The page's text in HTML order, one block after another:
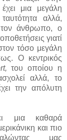
μια μεγάλη
αλλά,
τον άνθρωπο, ο
γιατί
τόσο μεγάλη
Ο κεντρικός
του οποίου η
αλλά, το
την απόλυτη
μια καθαρά
και πιο
μας